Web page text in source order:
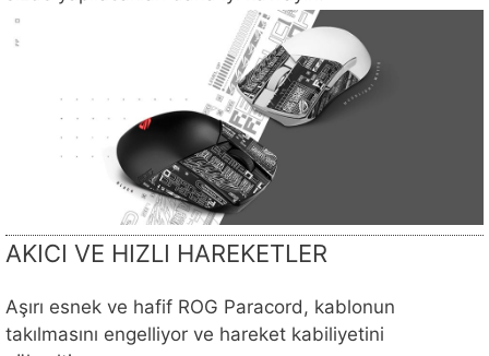
AKICI VE HIZLI HAREKETLER
Aşırı esnek ve hafif ROG Paracord, kablonun
takılmasını engelliyor ve hareket kabiliyetini